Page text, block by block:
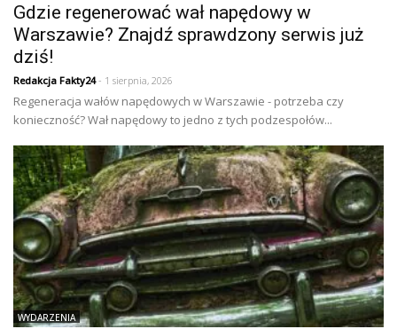
Gdzie regenerować wał napędowy w
Warszawie? Znajdź sprawdzony serwis już
dziś!
Redakcja Fakty24- 1 sierpnia, 2026
Regeneracja wałów napędowych w Warszawie - potrzeba czy
konieczność? Wał napędowy to jedno z tych podzespołów...
WYDARZENIA